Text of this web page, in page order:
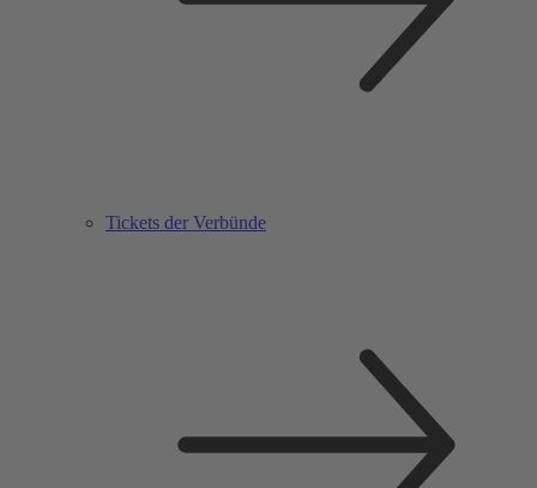
Tickets der Verbünde